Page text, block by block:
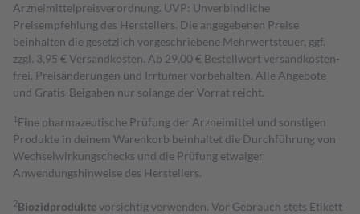
Arzneimittelpreisverordnung. UVP: Unverbindliche
Preisempfehlung des Herstellers. Die angegebenen Preise
beinhalten die gesetzlich vorgeschriebene Mehrwertsteuer, ggf.
zzgl. 3,95 € Versandkosten. Ab 29,00 € Bestell­wert versand­kosten­
frei. Preisänderungen und Irrtümer vorbehalten. Alle Angebote
und Gratis-Beigaben nur solange der Vorrat reicht.
1 Eine pharmazeutische Prüfung der Arzneimittel und sonstigen
Produkte in deinem Warenkorb beinhaltet die Durchführung von
Wechselwirkungschecks und die Prüfung etwaiger
Anwendungshinweise des Herstellers.
2Biozidproduktevorsichtig verwenden. Vor Gebrauch stets Etikett